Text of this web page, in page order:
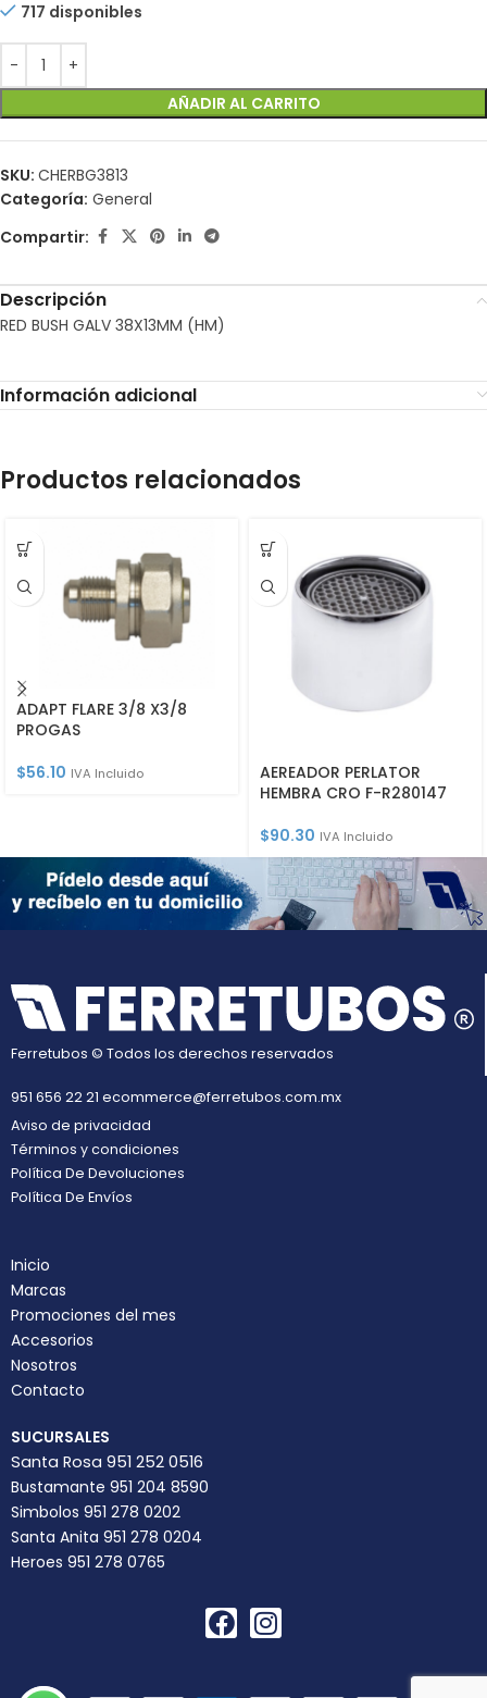
717 disponibles
AÑADIR AL CARRITO
SKU: CHERBG3813
Categoría: General
Compartir:
Descripción
RED BUSH GALV 38X13MM (HM)
Información adicional
Productos relacionados
ADAPT FLARE 3/8 X3/8
PROGAS
$56.10 IVA Incluido
AEREADOR PERLATOR
HEMBRA CRO F-R280147
$90.30 IVA Incluido
Ferretubos © Todos los derechos reservados
951 656 22 21 ecommerce@ferretubos.com.mx
Aviso de privacidad
Términos y condiciones
Política De Devoluciones
Política De Envíos
Inicio
Marcas
Promociones del mes
Accesorios
Nosotros
Contacto
SUCURSALES
Santa Rosa 951 252 0516
Bustamante 951 204 8590
Simbolos 951 278 0202
Santa Anita 951 278 0204
Heroes 951 278 0765